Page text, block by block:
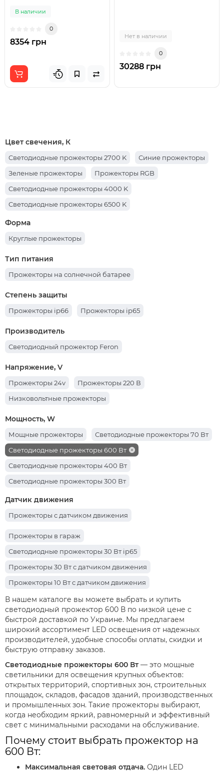
В наличии
0
8354 грн
Нет в наличии
0
30288 грн
Цвет свечения, К
Cветодиодные прожекторы 2700 K
Синие прожекторы
Зеленые прожекторы
Прожекторы RGB
Cветодиодные прожекторы 4000 K
Cветодиодные прожекторы 6500 K
Форма
Круглые прожекторы
Тип питания
Прожекторы на солнечной батарее
Степень защиты
Прожекторы ip66 Прожекторы ip65
Производитель
Светодиодный прожектор Feron
Напряжение, V
Прожекторы 24v
Прожекторы 220 В
Низковольтные прожекторы
Мощность, W
Мощные прожекторы
Светодиодные прожекторы 70 Вт
Cветодиодные прожекторы 600 Вт
Cветодиодные прожекторы 400 Вт
Cветодиодные прожекторы 300 Вт
Cветодиодные прожекторы 500 Вт
Светодиодные прожекторы 200 Вт
Светодиодные прожекторы 30 Вт
Датчик движения
Прожекторы с датчиком движения
Прожекторы в гараж
Светодиодные прожекторы 30 Вт ip65
Прожекторы 30 Вт с датчиком движения
Прожекторы 10 Вт с датчиком движения
Прожекторы 20 Вт с датчиком движения
В нашем каталоге вы можете выбрать и купить
светодиодный прожектор 600 В по низкой цене с
быстрой доставкой по Украине. Мы предлагаем
широкий ассортимент LED освещения от надежных
производителей, удобные способы оплаты, скидки и
быструю отправку заказов.
Светодиодные прожекторы 600 Вт — это мощные
светильники для освещения крупных объектов:
открытых территорий, спортивных зон, строительных
площадок, складов, фасадов зданий, производственных
и промышленных зон. Такие прожекторы выбирают,
когда необходим яркий, равномерный и эффективный
свет с минимальными расходами на обслуживание.
Почему стоит выбрать прожектор на
600 Вт:
Максимальная световая отдача. Один LED